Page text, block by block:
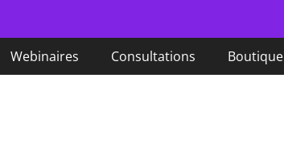
Webinaires Consultations Boutique